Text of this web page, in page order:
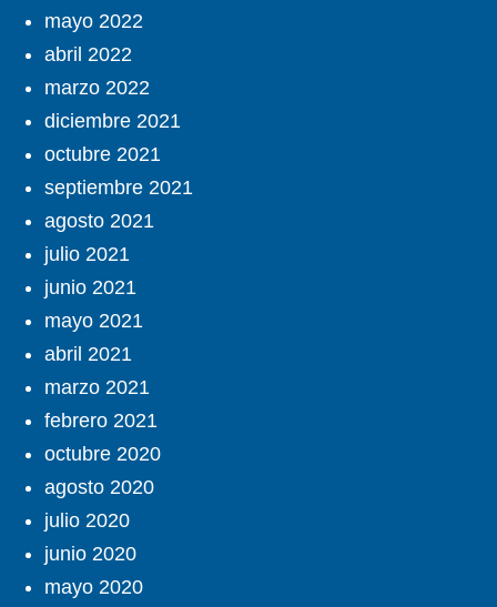
mayo 2022
abril 2022
marzo 2022
diciembre 2021
octubre 2021
septiembre 2021
agosto 2021
julio 2021
junio 2021
mayo 2021
abril 2021
marzo 2021
febrero 2021
octubre 2020
agosto 2020
julio 2020
junio 2020
mayo 2020